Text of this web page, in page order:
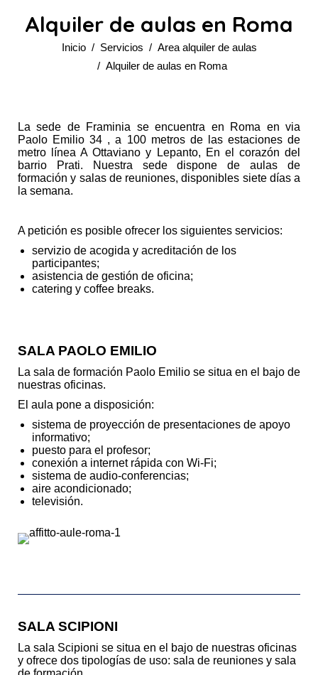
Alquiler de aulas en Roma
Estás aquí:Inicio Servicios
Area alquiler de aulas
Alquiler de aulas en Roma
La sede de Framinia se encuentra en Roma en via
Paolo Emilio 34 , a 100 metros de las estaciones de
metro línea A Ottaviano y Lepanto, En el corazón del
barrio Prati. Nuestra sede dispone de aulas de
formación y salas de reuniones, disponibles siete días a
la semana.
A petición es posible ofrecer los siguientes servicios:
servizio de acogida y acreditación de los
participantes;
asistencia de gestión de oficina;
catering y coffee breaks.
SALA PAOLO EMILIO
La sala de formación Paolo Emilio se situa en el bajo de
nuestras oficinas.
El aula pone a disposición:
sistema de proyección de presentaciones de apoyo
informativo;
puesto para el profesor;
conexión a internet rápida con Wi-Fi;
sistema de audio-conferencias;
aire acondicionado;
televisión.
SALA SCIPIONI
La sala Scipioni se situa en el bajo de nuestras oficinas
y ofrece dos tipologías de uso: sala de reuniones y sala